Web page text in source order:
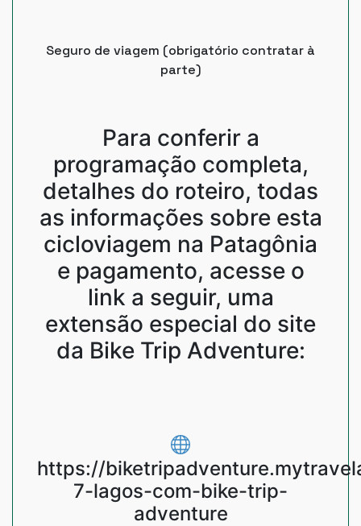
Seguro de viagem (obrigatório contratar à
parte)
Para conferir a
programação completa,
detalhes do roteiro, todas
as informações sobre esta
cicloviagem na Patagônia
e pagamento, acesse o
link a seguir, uma
extensão especial do site
da Bike Trip Adventure:
https://
7-lagos-com-bike-trip-
adventure